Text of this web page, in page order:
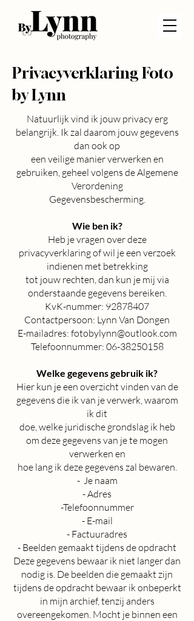
Privacyverklaring Foto
by Lynn
Natuurlijk vind ik jouw privacy erg
belangrijk. Ik zal daarom jouw gegevens
dan ook op
een veilige manier verwerken en
gebruiken, geheel volgens de Algemene
Verordening
Gegevensbescherming.
Wie ben ik?
Heb je vragen over deze
privacyverklaring of wil je een verzoek
indienen met betrekking
tot jouw rechten, dan kun je mij via
onderstaande gegevens bereiken.
KvK-nummer: 92878407
Contactpersoon: Lynn Van Dongen
E-mailadres: fotobylynn@outlook.com
Telefoonnummer: 06-38250158
Welke gegevens gebruik ik?
Hier kun je een overzicht vinden van de
gegevens die ik van je verwerk, waarom
ik dit
doe, welke juridische grondslag ik heb
om deze gegevens van je te mogen
verwerken en
hoe lang ik deze gegevens zal bewaren.
- Je naam
- Adres
-Telefoonnummer
- E-mail
- Factuuradres
- Beelden gemaakt tijdens de opdracht
Deze gegevens bewaar ik niet langer dan
nodig is. De beelden die gemaakt zijn
tijdens de opdracht bewaar ik onbeperkt
in mijn archief, tenzij anders
overeengekomen. Mocht je binnen een